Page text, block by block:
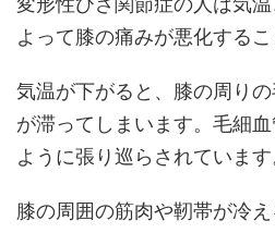
よって膝の痛みが悪化するこ
気温が下がると、膝の周り
が滞ってしまいます。毛細
ように張り巡らされています
膝の周囲の筋肉や靭帯が冷え